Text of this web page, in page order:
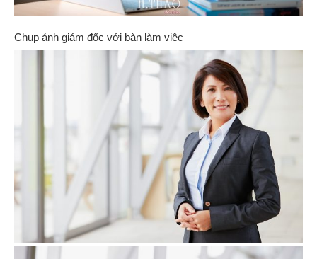
Chụp ảnh giám đốc với bàn làm việc